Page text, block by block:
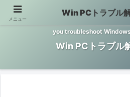
Windows PCのトラブル解決をお手伝い
you troubleshoot
Win PCトラブル
メニュー
Win PCトラブル